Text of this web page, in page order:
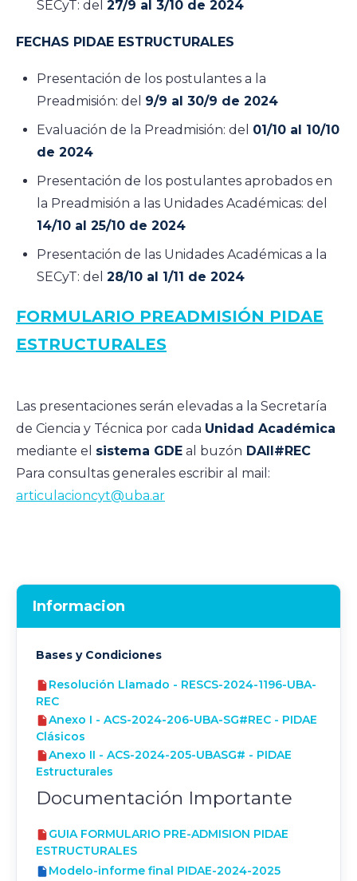
SECyT: del 27/9 al 3/10 de 2024
FECHAS PIDAE ESTRUCTURALES
Presentación de los postulantes a la
Preadmisión: del 9/9 al 30/9 de 2024
Evaluación de la Preadmisión: del 01/10 al 10/10
de 2024
Presentación de los postulantes aprobados en
la Preadmisión a las Unidades Académicas: del
14/10 al 25/10 de 2024
Presentación de las Unidades Académicas a la
SECyT: del 28/10 al 1/11 de 2024
FORMULARIO PREADMISIÓN PIDAE
ESTRUCTURALES
Las presentaciones serán elevadas a la Secretaría
de Ciencia y Técnica por cada Unidad Académica
mediante el sistema GDE al buzón DAII#REC
Para consultas generales escribir al mail:
articulacioncyt@uba.ar
Informacion
Bases y Condiciones
Resolución Llamado - RESCS-2024-1196-UBA-
REC
Anexo I - ACS-2024-206-UBA-SG#REC - PIDAE
Clásicos
Anexo II - ACS-2024-205-UBASG# - PIDAE
Estructurales
Documentación Importante
GUIA FORMULARIO PRE-ADMISION PIDAE
ESTRUCTURALES
Modelo-informe final PIDAE-2024-2025